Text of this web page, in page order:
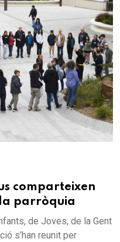
comparteixen
la parròquia
de Joves, de la Gent
s’han reunit per